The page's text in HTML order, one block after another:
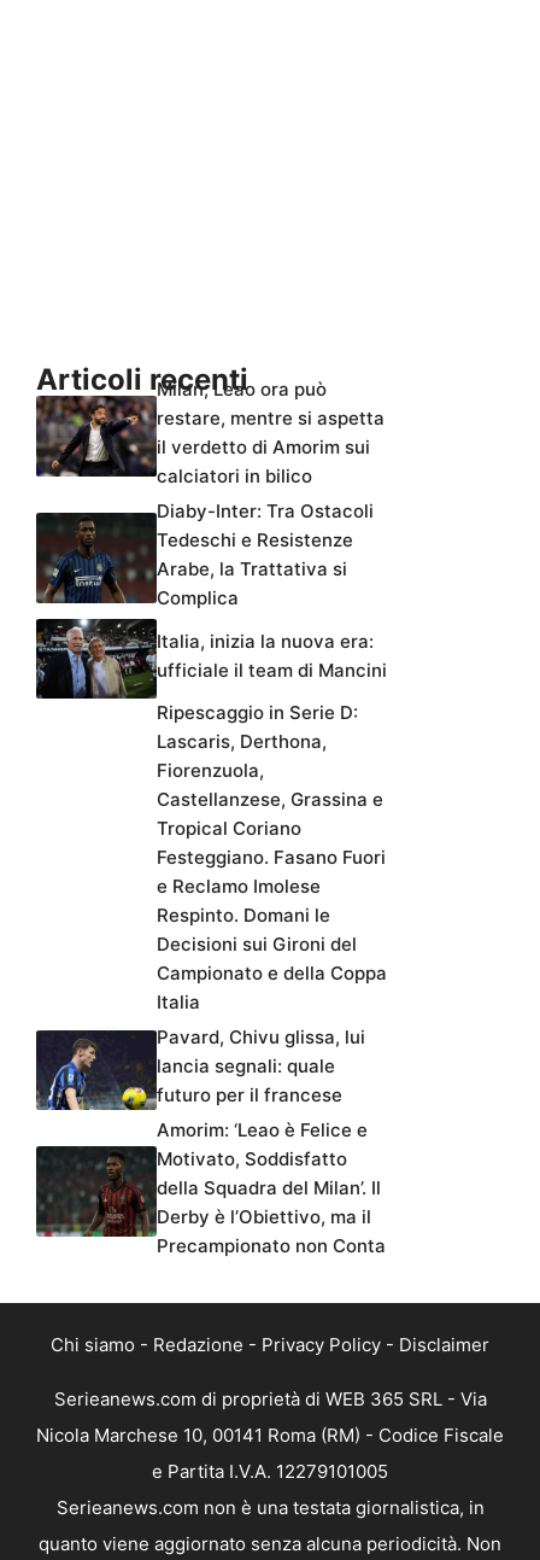
Articoli recenti
Milan, Leao ora può
restare, mentre si aspetta
il verdetto di Amorim sui
calciatori in bilico
Diaby-Inter: Tra Ostacoli
Tedeschi e Resistenze
Arabe, la Trattativa si
Complica
Italia, inizia la nuova era:
ufficiale il team di Mancini
Ripescaggio in Serie D:
Lascaris, Derthona,
Fiorenzuola,
Castellanzese, Grassina e
Tropical Coriano
Festeggiano. Fasano Fuori
e Reclamo Imolese
Respinto. Domani le
Decisioni sui Gironi del
Campionato e della Coppa
Italia
Pavard, Chivu glissa, lui
lancia segnali: quale
futuro per il francese
Amorim: ‘Leao è Felice e
Motivato, Soddisfatto
della Squadra del Milan’. Il
Derby è l’Obiettivo, ma il
Precampionato non Conta
Chi siamo - Redazione - Privacy Policy - Disclaimer
Serieanews.com di proprietà di WEB 365 SRL - Via
Nicola Marchese 10, 00141 Roma (RM) - Codice Fiscale
e Partita I.V.A. 12279101005
Serieanews.com non è una testata giornalistica, in
quanto viene aggiornato senza alcuna periodicità. Non